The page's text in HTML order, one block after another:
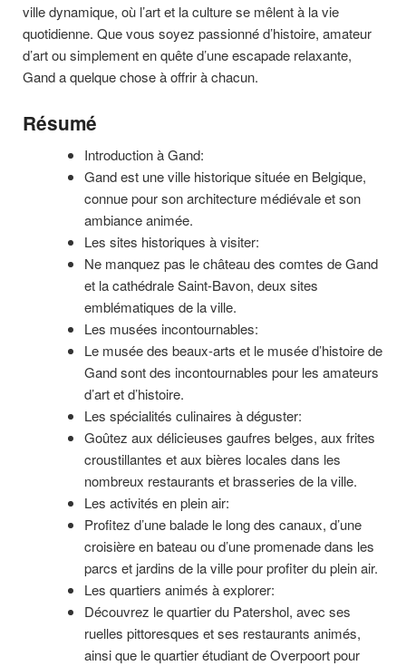
ville dynamique, où l’art et la culture se mêlent à la vie
quotidienne. Que vous soyez passionné d’histoire, amateur
d’art ou simplement en quête d’une escapade relaxante,
Gand a quelque chose à offrir à chacun.
Résumé
Introduction à Gand:
Gand est une ville historique située en Belgique,
connue pour son architecture médiévale et son
ambiance animée.
Les sites historiques à visiter:
Ne manquez pas le château des comtes de Gand
et la cathédrale Saint-Bavon, deux sites
emblématiques de la ville.
Les musées incontournables:
Le musée des beaux-arts et le musée d’histoire de
Gand sont des incontournables pour les amateurs
d’art et d’histoire.
Les spécialités culinaires à déguster:
Goûtez aux délicieuses gaufres belges, aux frites
croustillantes et aux bières locales dans les
nombreux restaurants et brasseries de la ville.
Les activités en plein air:
Profitez d’une balade le long des canaux, d’une
croisière en bateau ou d’une promenade dans les
parcs et jardins de la ville pour profiter du plein air.
Les quartiers animés à explorer:
Découvrez le quartier du Patershol, avec ses
ruelles pittoresques et ses restaurants animés,
ainsi que le quartier étudiant de Overpoort pour